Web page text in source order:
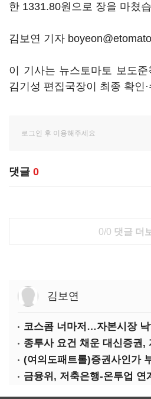
한 1331.80원으로 장을 마쳤
김보연 기자
이 기사는 뉴스토마토 보도
김기성 편집국장이 최종 확인
댓글 0
0/0 댓글 더
김보연
코스콤 너마저…자본시장 낙
종투사 요건 채운 대신증권,
(여의도패트롤)증권사인가